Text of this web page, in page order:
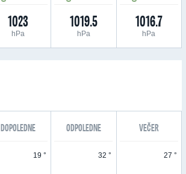
1023
hPa
1019.5
hPa
1016.7
hPa
DOPOLEDNE ODPOLEDNE VEČER
19 ° 32 ° 27 °